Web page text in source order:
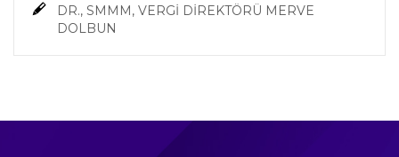
DR., SMMM, VERGİ DİREKTÖRÜ MERVE
DOLBUN